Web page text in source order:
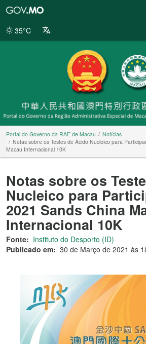
da
35°C
Portal do Governo da RAE de Macau
Notícias
Notas sobre os Testes de Ácido Nucleico para
Macau Internacional 10K
Notas sobre os
Nucleico para
2021 Sands China
Internacional 10K
Fonte: Instituto do Desporto (ID)
Publicado em: 30 de Março de 2021 às